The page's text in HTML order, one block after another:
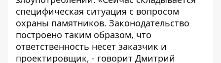
специфическая ситуация с вопросом
охраны памятников. Законодательство
построено таким образом, что
ответственность несет заказчик и
проектировщик, - говорит Дмитрий